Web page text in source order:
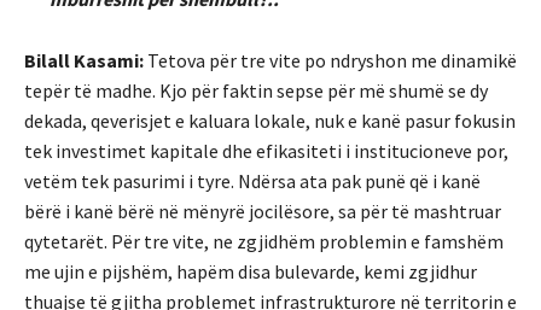
Bilall Kasami: Tetova për tre vite po ndryshon me dinamikë
tepër të madhe. Kjo për faktin sepse për më shumë se dy
dekada, qeverisjet e kaluara lokale, nuk e kanë pasur fokusin
tek investimet kapitale dhe efikasiteti i institucioneve por,
vetëm tek pasurimi i tyre. Ndërsa ata pak punë që i kanë
bërë i kanë bërë në mënyrë jocilësore, sa për të mashtruar
qytetarët. Për tre vite, ne zgjidhëm problemin e famshëm
me ujin e pijshëm, hapëm disa bulevarde, kemi zgjidhur
thuajse të gjitha problemet infrastrukturore në territorin e